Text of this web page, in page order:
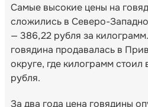
Самые высокие цены на
сложились в Северо-
— 386,22 рубля за
говядина продавалась в
округе, где килограмм стоил
рубля.
За два года цена говядины